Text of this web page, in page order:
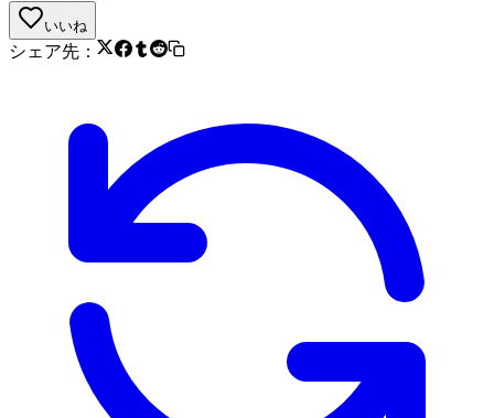
いいね
シェア先：